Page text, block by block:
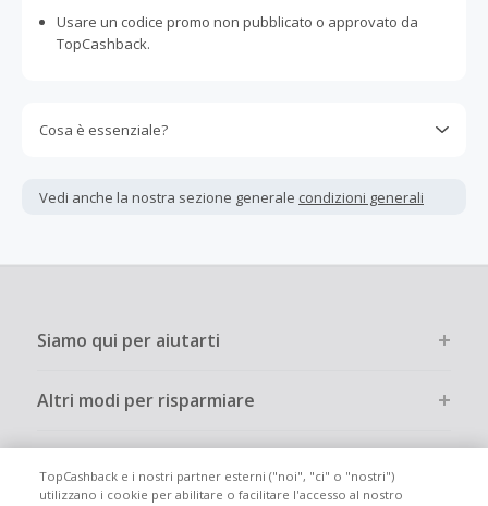
Usare un codice promo non pubblicato o approvato da
TopCashback.
Cosa è essenziale?
interamente online.
dall'acquisto. Pertanto, se noti che il tuo cashback è
Vedi anche la nostra sezione generale condizioni generali
Siamo qui per aiutarti
Altri modi per risparmiare
TopCashback e i nostri partner esterni ("noi", "ci" o "nostri")
utilizzano i cookie per abilitare o facilitare l'accesso al nostro